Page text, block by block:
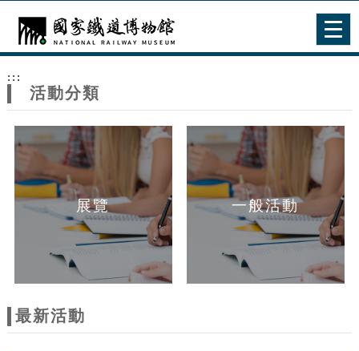
網
站
主
題
:::
活動分類
展覽 一般活動
最新活動